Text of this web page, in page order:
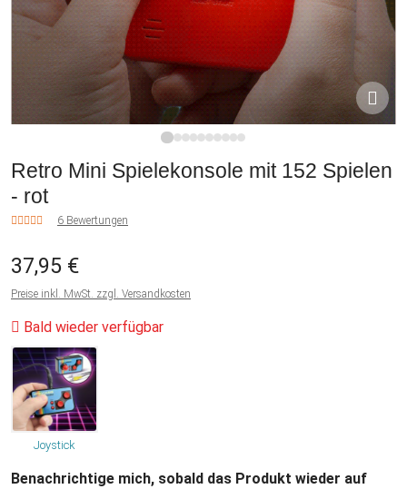
Retro Mini Spielekonsole mit 152 Spielen
- rot
6 Bewertungen
37,95 €
Preise inkl. MwSt. zzgl. Versandkosten
Bald wieder verfügbar
Joystick
Benachrichtige mich, sobald das Produkt wieder auf